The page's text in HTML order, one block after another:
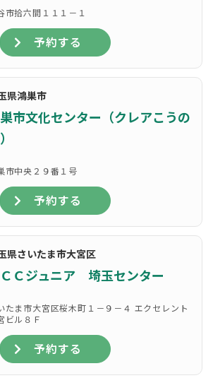
市拾六間１１１－１
予約する
県鴻巣市
市文化センター（クレアこうの
市中央２９番１号
予約する
県さいたま市大宮区
ＣＣジュニア 埼玉センター
たま市大宮区桜木町１－９－４ エクセレント
ビル８Ｆ
予約する